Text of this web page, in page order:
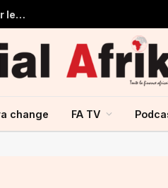
Tchad : près de 125 millions USD d’Afreximbank pour développer les infrastructures et le commerce
change FA TV